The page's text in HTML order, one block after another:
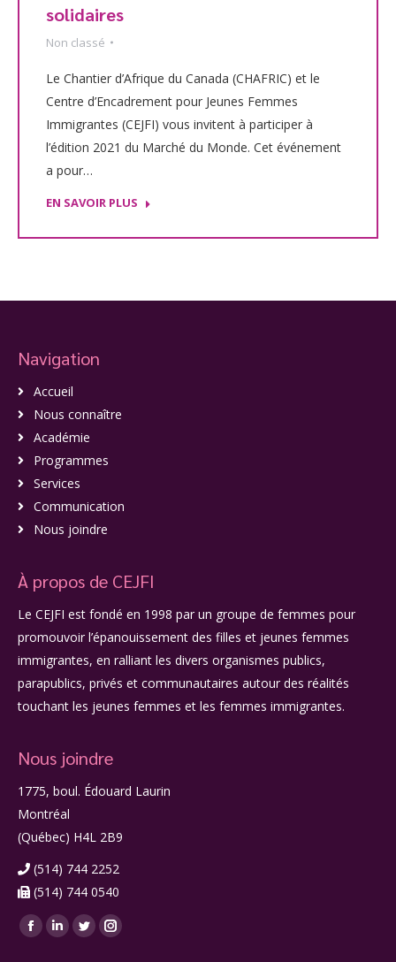
solidaires
Non classé
Le Chantier d’Afrique du Canada (CHAFRIC) et le
Centre d’Encadrement pour Jeunes Femmes
Immigrantes (CEJFI) vous invitent à participer à
l’édition 2021 du Marché du Monde. Cet événement
a pour…
EN SAVOIR PLUS
Navigation
Accueil
Nous connaître
Académie
Programmes
Services
Communication
Nous joindre
À propos de CEJFI
Le CEJFI est fondé en 1998 par un groupe de femmes pour
promouvoir l’épanouissement des filles et jeunes femmes
immigrantes, en ralliant les divers organismes publics,
parapublics, privés et communautaires autour des réalités
touchant les jeunes femmes et les femmes immigrantes.
Nous joindre
1775, boul. Édouard Laurin
Montréal
(Québec) H4L 2B9
(514) 744 2252
(514) 744 0540
Facebook
LinkedIn
TwitterInstagram